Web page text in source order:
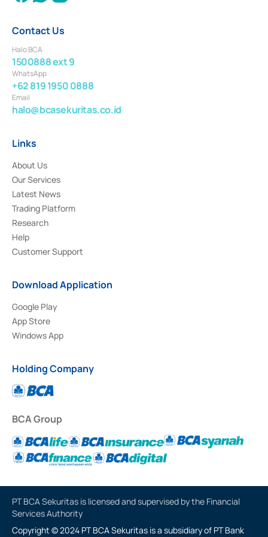
Contact Us
Halo BCA
1500888 ext 9
WhatsApp
+62 819 1950 0888
Email
halo@bcasekuritas.co.id
Links
About Us
Our Services
Latest News
Trading Platform
Research
Help
Customer Support
Download Application
Google Play
App Store
Windows App
Holding Company
BCA Group
PT BCA Sekuritas is licensed and supervised by the Financial
Services Authority
Copyright © 2024 PT BCA Sekuritas is a subsidiary of PT Bank